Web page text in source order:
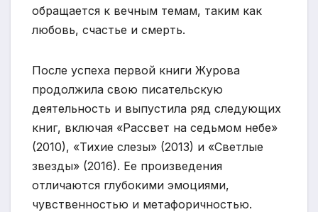
обращается к вечным темам, таким как
любовь, счастье и смерть.
После успеха первой книги Журова
продолжила свою писательскую
деятельность и выпустила ряд следующих
книг, включая «Рассвет на седьмом небе»
(2010), «Тихие слезы» (2013) и «Светлые
звезды» (2016). Ее произведения
отличаются глубокими эмоциями,
чувственностью и метафоричностью.